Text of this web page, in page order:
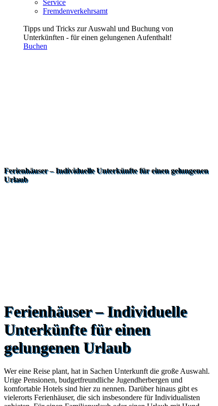
Service
Fremdenverkehrsamt
Tipps und Tricks zur Auswahl und Buchung von
Unterkünften - für einen gelungenen Aufenthalt!
Buchen
Ferienhäuser – Individuelle Unterkünfte für einen gelungenen
Urlaub
Ferienhäuser – Individuelle
Unterkünfte für einen
gelungenen Urlaub
Wer eine Reise plant, hat in Sachen Unterkunft die große Auswahl.
Urige Pensionen, budgetfreundliche Jugendherbergen und
komfortable Hotels sind hier zu nennen. Darüber hinaus gibt es
vielerorts Ferienhäuser, die sich insbesondere für Individualisten